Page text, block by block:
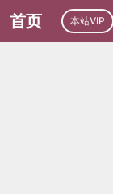
首页 本站VIP